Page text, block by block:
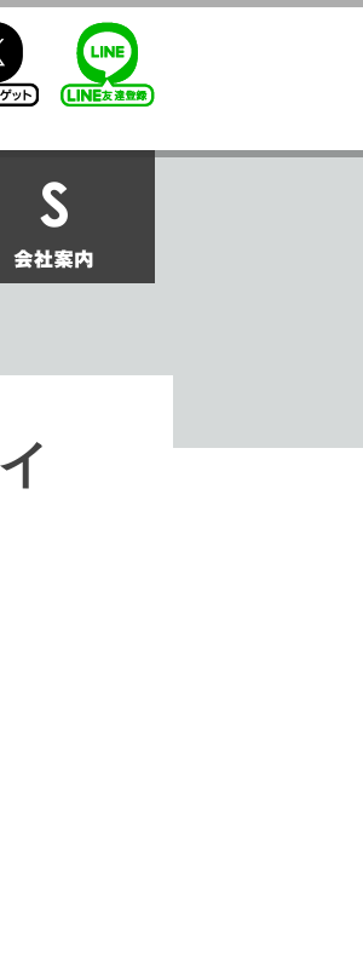
twitter
会社案内